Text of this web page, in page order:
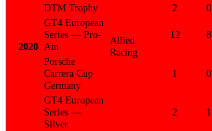
2020
DTM Trophy
Allied
Racing
2 0
GT4 European
Series — Pro-
Am
12 8
Porsche
Carrera Cup
Germany
1 0
GT4 European
Series —
Silver
2 1